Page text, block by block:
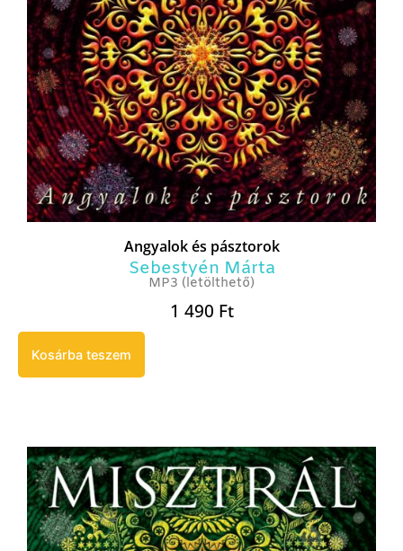
Angyalok és pásztorok
Sebestyén Márta
MP3 (letölthető)
1 490 Ft
Kosárba teszem